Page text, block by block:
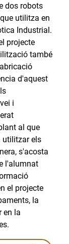
dos robots
utilitza en
Industrial.
projecte
també
d'aquest
i
al que
utilitzar els
s'acosta
l'alumnat
el projecte
la
en la